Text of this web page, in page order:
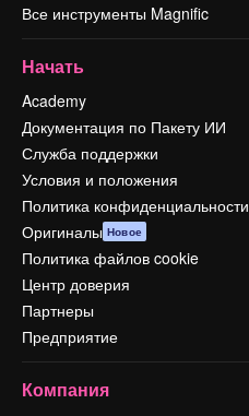
Все инструменты Magnific
Начать
Academy
Документация по Пакету ИИ
Служба поддержки
Условия и положения
Политика конфиденциальности
Оригиналы Новое
Политика файлов cookie
Центр доверия
Партнеры
Предприятие
Компания